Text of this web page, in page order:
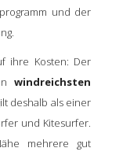
und der
ihre Kosten: Der
windreichsten
deshalb als einer
und Kitesurfer.
mehrere gut